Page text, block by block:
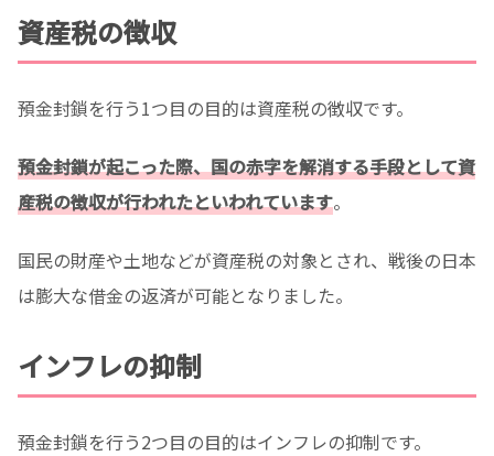
資産税の徴収
預金封鎖を行う1つ目の目的は資産税の徴収です。
預金封鎖が起こった際、国の赤字を解消する手段として資
産税の徴収が行われたといわれています。
国民の財産や土地などが資産税の対象とされ、戦後の日本
は膨大な借金の返済が可能となりました。
インフレの抑制
預金封鎖を行う2つ目の目的はインフレの抑制です。